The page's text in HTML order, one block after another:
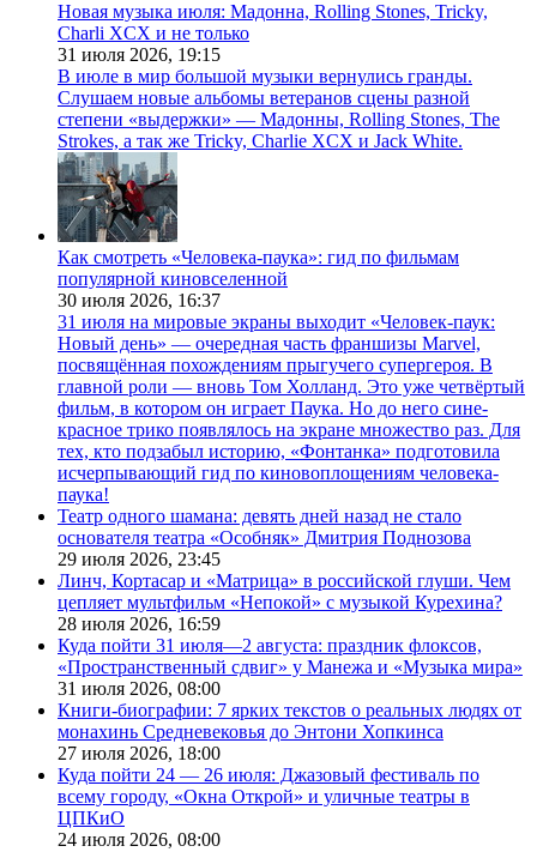
Новая музыка июля: Мадонна, Rolling Stones, Tricky,
Charli XCX и не только
31 июля 2026, 19:15
В июле в мир большой музыки вернулись гранды.
Слушаем новые альбомы ветеранов сцены разной
степени «выдержки» — Мадонны, Rolling Stones, The
Strokes, а так же Tricky, Charlie XCX и Jack White.
Как смотреть «Человека-паука»: гид по фильмам
популярной киновселенной
30 июля 2026, 16:37
31 июля на мировые экраны выходит «Человек-паук:
Новый день» — очередная часть франшизы Marvel,
посвящённая похождениям прыгучего супергероя. В
главной роли — вновь Том Холланд. Это уже четвёртый
фильм, в котором он играет Паука. Но до него сине-
красное трико появлялось на экране множество раз. Для
тех, кто подзабыл историю, «Фонтанка» подготовила
исчерпывающий гид по киновоплощениям человека-
паука!
Театр одного шамана: девять дней назад не стало
основателя театра «Особняк» Дмитрия Поднозова
29 июля 2026, 23:45
Линч, Кортасар и «Матрица» в российской глуши. Чем
цепляет мультфильм «Непокой» с музыкой Курехина?
28 июля 2026, 16:59
Куда пойти 31 июля—2 августа: праздник флоксов,
«Пространственный сдвиг» у Манежа и «Музыка мира»
31 июля 2026, 08:00
Книги-биографии: 7 ярких текстов о реальных людях от
монахинь Средневековья до Энтони Хопкинса
27 июля 2026, 18:00
Куда пойти 24 — 26 июля: Джазовый фестиваль по
всему городу, «Окна Открой» и уличные театры в
ЦПКиО
24 июля 2026, 08:00